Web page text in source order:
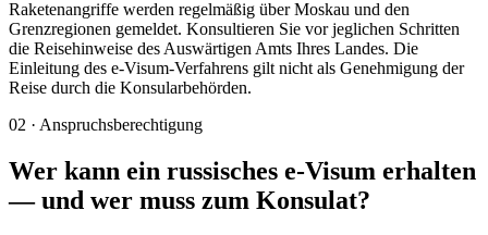
Raketenangriffe werden regelmäßig über Moskau und den
Grenzregionen gemeldet. Konsultieren Sie vor jeglichen Schritten
die Reisehinweise des Auswärtigen Amts Ihres Landes. Die
Einleitung des e-Visum-Verfahrens gilt nicht als Genehmigung der
Reise durch die Konsularbehörden.
02 · Anspruchsberechtigung
Wer kann ein russisches e-Visum erhalten
— und wer muss zum Konsulat?